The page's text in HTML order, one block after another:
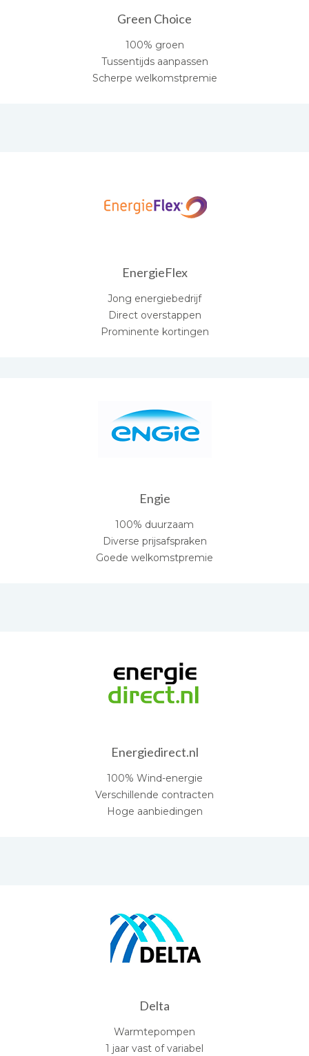
Green Choice
100% groen
Tussentijds aanpassen
Scherpe welkomstpremie
EnergieFlex
Jong energiebedrijf
Direct overstappen
Prominente kortingen
Engie
100% duurzaam
Diverse prijsafspraken
Goede welkomstpremie
Energiedirect.nl
100% Wind-energie
Verschillende contracten
Hoge aanbiedingen
Delta
Warmtepompen
1 jaar vast of variabel